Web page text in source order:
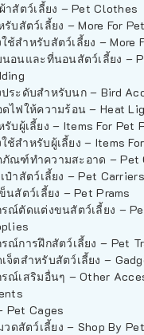
าสัตว์เลี้ยง – Pet Clothes
บสัตว์เลี้ยง – More For
ช้สำหรับสัตว์เลี้ยง – More
อนและที่นอนสัตว์เลี้ยง –
ระดับสำหรับนก – Bird
ไฟให้ความร้อน – Heat
บผู้เลี้ยง – Items For Pet
ช้สำหรับผู้เลี้ยง – Items
ภัณฑ์ทำความสะอาด – Pet
ป๋าสัตว์เลี้ยง – Pet Carriers
นสัตว์เลี้ยง – Pet Prams
ณ์ตัดแต่งขนสัตว์เลี้ยง –
ณ์การฝึกสัตว์เลี้ยง – Pet
จ็ตสำหรับสัตว์เลี้ยง –
ณ์เสริมอื่นๆ – Other
Pet Cages
ดสัตว์เลี้ยง – Shop By Pet